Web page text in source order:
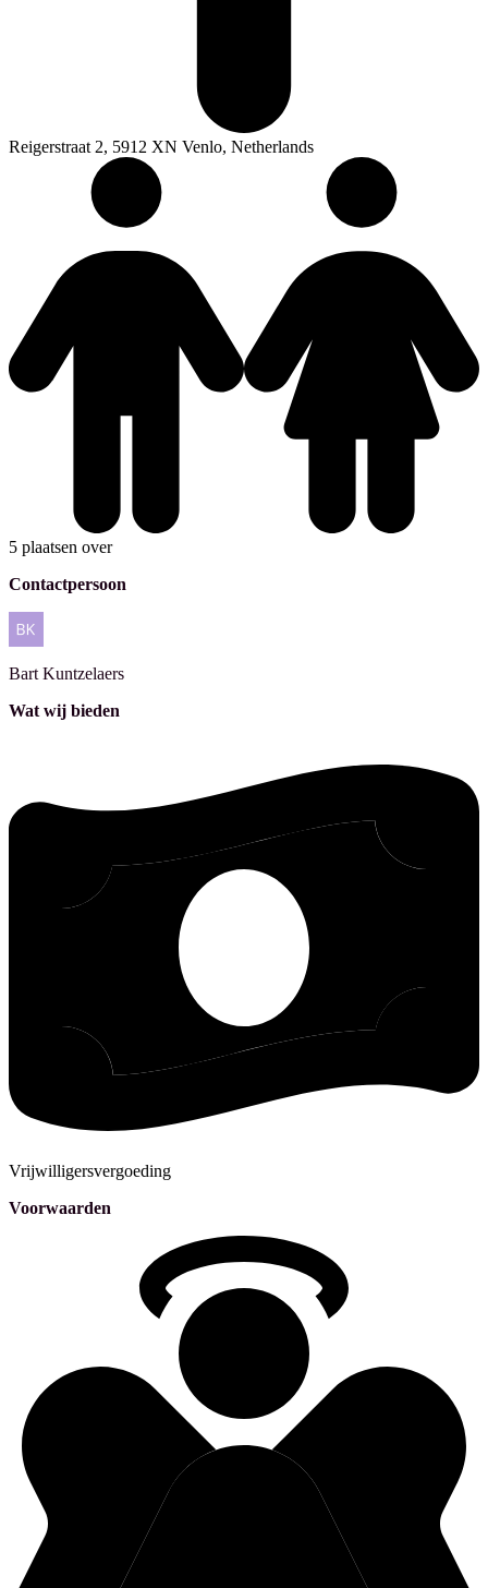
Reigerstraat 2, 5912 XN Venlo, Netherlands
5 plaatsen over
Contactpersoon
Bart Kuntzelaers
Wat wij bieden
Vrijwilligersvergoeding
Voorwaarden